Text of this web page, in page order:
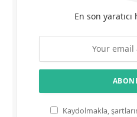
En son
Kaydolmakla,